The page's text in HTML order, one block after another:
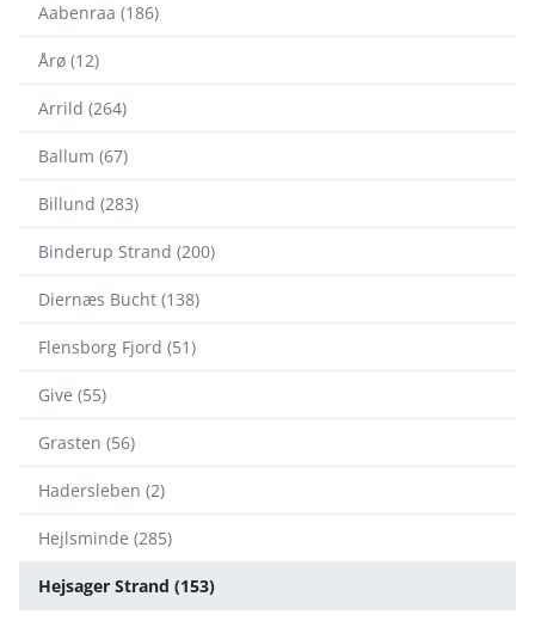
Aabenraa (186)
Årø (12)
Arrild (264)
Ballum (67)
Billund (283)
Binderup Strand (200)
Diernæs Bucht (138)
Flensborg Fjord (51)
Give (55)
Grasten (56)
Hadersleben (2)
Hejlsminde (285)
Hejsager Strand (153)